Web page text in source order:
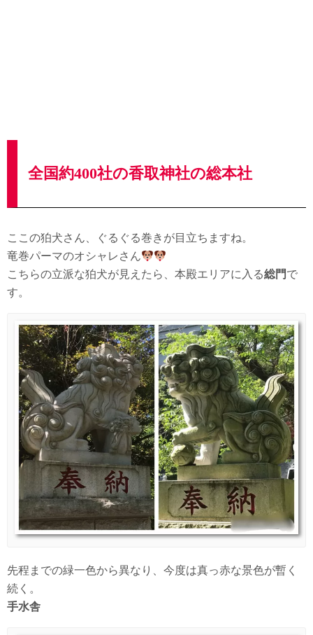
全国約400社の香取神社の総本社
ここの狛犬さん、ぐるぐる巻きが目立ちますね。
竜巻パーマのオシャレさん
こちらの立派な狛犬が見えたら、本殿エリアに入る総門で
す。
先程までの緑一色から異なり、今度は真っ赤な景色が暫く
続く。
手水舎